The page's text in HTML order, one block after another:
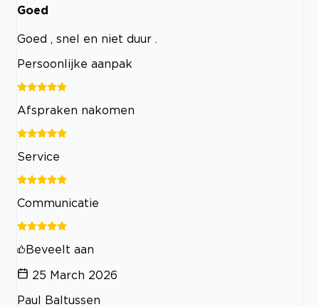
Goed
Goed , snel en niet duur .
Persoonlijke aanpak
Afspraken nakomen
Service
Communicatie
Beveelt aan
25 March 2026
Paul Baltussen